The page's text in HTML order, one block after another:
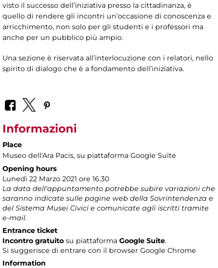
visto il successo dell’iniziativa presso la cittadinanza, è
quello di rendere gli incontri un’occasione di conoscenza e
arricchimento, non solo per gli studenti e i professori ma
anche per un pubblico più ampio.
Una sezione è riservata all’interlocuzione con i relatori, nello
spirito di dialogo che è a fondamento dell’iniziativa.
Informazioni
Place
Museo dell'Ara Pacis, su piattaforma Google Suite
Opening hours
Lunedì 22 Marzo 2021 ore 16.30
La data dell'appuntamento potrebbe subire variazioni che
saranno indicate sulle pagine web della Sovrintendenza e
del Sistema Musei Civici e comunicate agli iscritti tramite
e-mail.
Entrance ticket
Incontro gratuito su piattaforma Google Suite.
Si suggerisce di entrare con il browser Google Chrome
Information